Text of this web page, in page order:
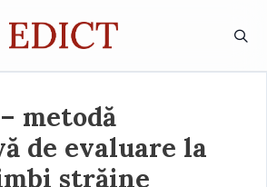
metodă
de evaluare la
străine